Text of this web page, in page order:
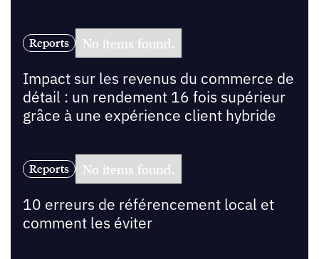
Reports No items found.
Impact sur les revenus du commerce de
détail : un rendement 16 fois supérieur
grâce à une expérience client hybride
Reports No items found.
10 erreurs de référencement local et
comment les éviter